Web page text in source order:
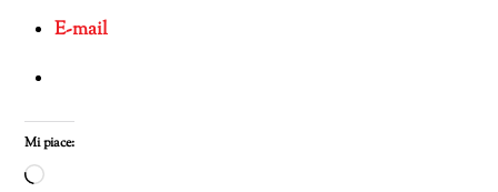
E-mail
Mi piace:
Caricamento